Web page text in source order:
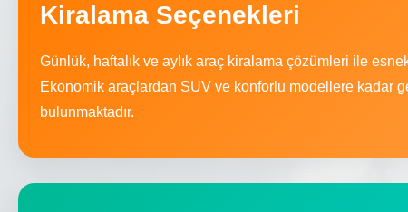
Kiralama Seçenekleri
Günlük, haftalık ve aylık araç kiralama çözümleri ile
Ekonomik araçlardan SUV ve konforlu modellere kadar
bulunmaktadır.